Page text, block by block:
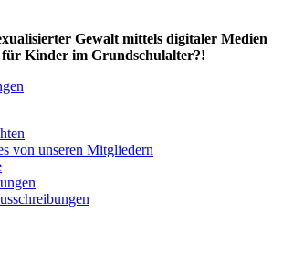
Gewalt mittels digitaler Medien
Kinder im Grundschulalter?!
von unseren Mitgliedern